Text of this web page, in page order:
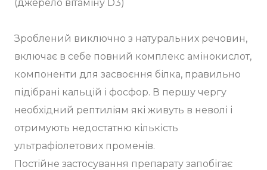
(джерело вітаміну D3)
Зроблений виключно з натуральних речовин,
включає в себе повний комплекс амінокислот,
компоненти для засвоєння білка, правильно
підібрані кальцій і фосфор. В першу чергу
необхідний рептиліям які живуть в неволі і
отримують недостатню кількість
ультрафіолетових променів.
Постійне застосування препарату запобігає